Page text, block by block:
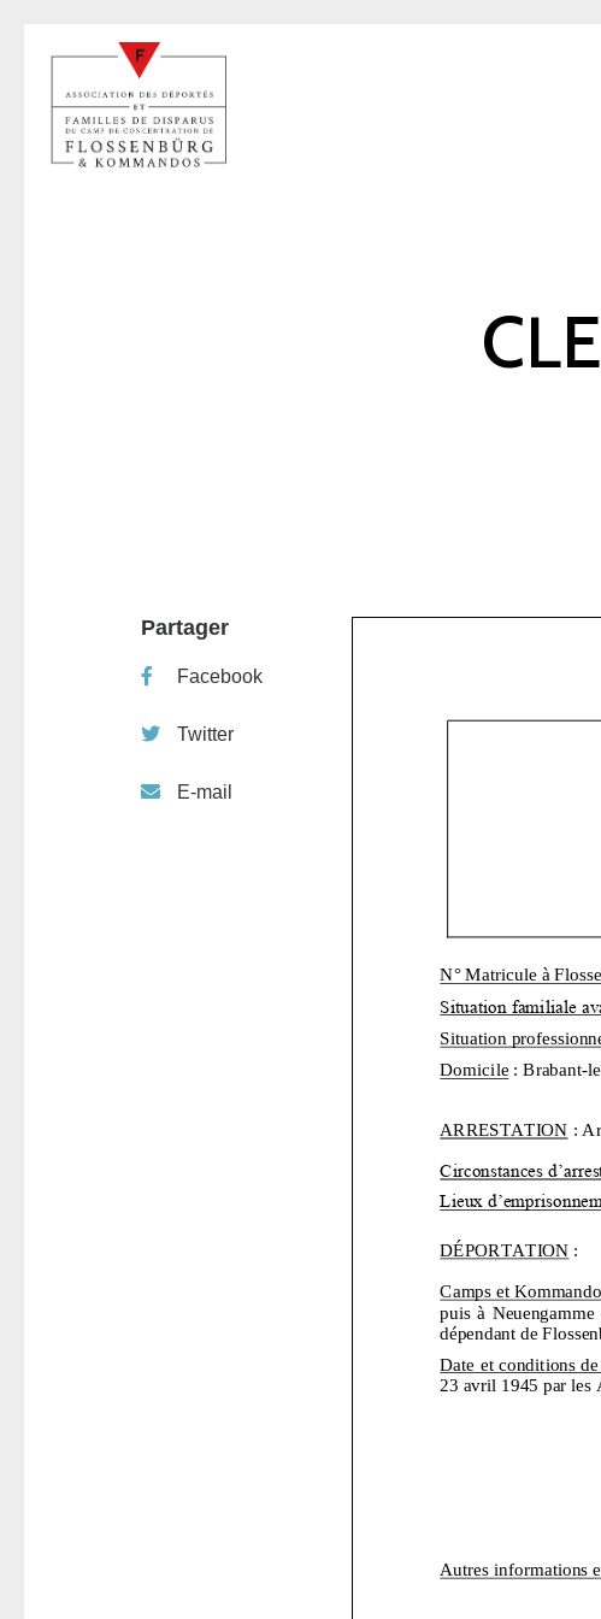
Partager
Facebook
Twitter
E-mail